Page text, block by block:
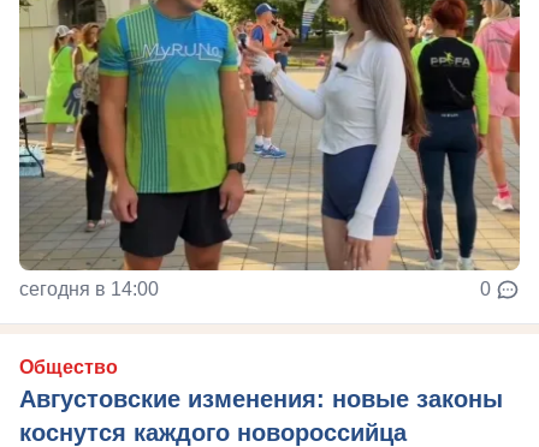
сегодня в 14:00 0
Общество
Августовские изменения: новые законы
коснутся каждого новороссийца